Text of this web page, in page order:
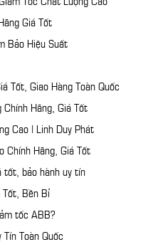
Giá Tốt
Bảo Hiệu Suất
Tốt, Giao Hàng Toàn Quốc
Hãng, Giá Tốt
Cao | Linh Duy Phát
Chính Hãng, Giá Tốt
tốt, bảo hành uy tín
Tốt, Bền Bỉ
tốc ABB?
Toàn Quốc